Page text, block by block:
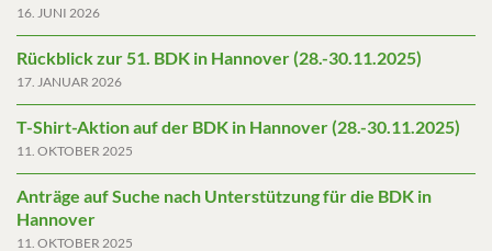
16. JUNI 2026
Rückblick zur 51. BDK in Hannover (28.-30.11.2025)
17. JANUAR 2026
T-Shirt-Aktion auf der BDK in Hannover (28.-30.11.2025)
11. OKTOBER 2025
Anträge auf Suche nach Unterstützung für die BDK in
Hannover
11. OKTOBER 2025